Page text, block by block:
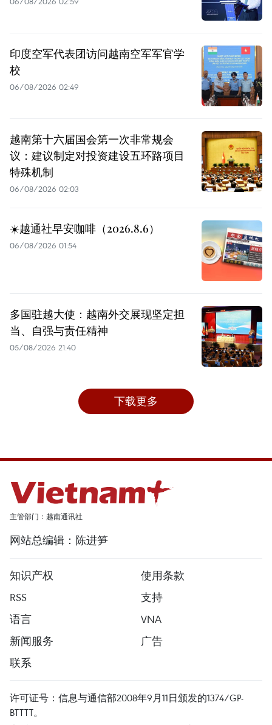
印度空军代表团访问越南空军军官学
校
06/08/2026 02:49
越南第十六届国会第一次非常规会
议：建议制定对投资建设五环路项目
特殊机制
06/08/2026 02:03
☀️越通社早安咖啡（2026.8.6）
06/08/2026 01:54
多国驻越大使：越南外交展现坚定担
当、自强与责任精神
05/08/2026 21:40
下载更多
主管部门：越南通讯社
网站总编辑：陈进笋
知识产权
使用条款
RSS
支持
语言
VNA
新闻服务
广告
联系
许可证号：信息与通信部2008年9月11日颁发的1374/GP-
BTTTT。